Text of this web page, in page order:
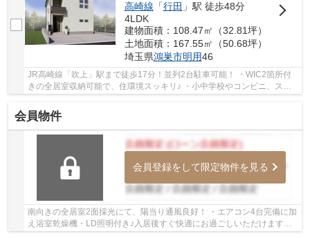
高崎線 「行田 」駅 徒歩48分
4LDK
建物面積：108.47㎡（32.81坪）
土地面積：167.55㎡（50.68坪）
埼玉県鴻巣市明用46
JR高崎線「吹上」駅まで徒歩17分！並列2台駐車可能！ ・WIC2箇所付
きの全居室収納可能で、住環境スッキリ♪ ・小中学校やコンビニ、スー
会員物件
会員登録をして限定物件を見る
南向きの全居室2面採光にて、陽当り通風良好！ ・エアコン4台完備に加
え浴室乾燥機・LD照明付き♪入居後すぐ快適にお過ごしいただけます！